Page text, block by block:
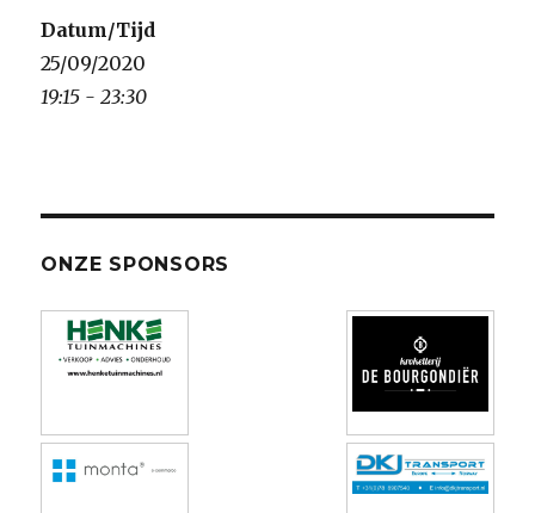
Datum/Tijd
25/09/2020
19:15 - 23:30
ONZE SPONSORS